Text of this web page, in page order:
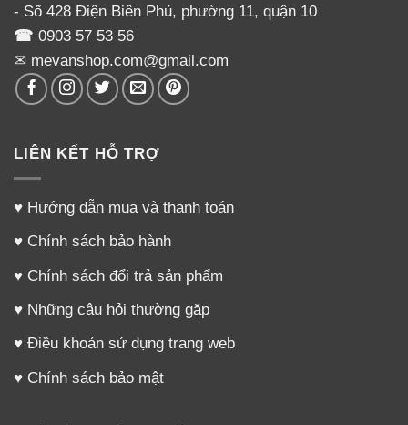
- Số 428 Điện Biên Phủ, phường 11, quận 10
☎ 0903 57 53 56
✉ mevanshop.com@gmail.com
LIÊN KẾT HỖ TRỢ
♥ Hướng dẫn mua và thanh toán
♥ Chính sách bảo hành
♥ Chính sách đổi trả sản phẩm
♥ Những câu hỏi thường gặp
♥ Điều khoản sử dụng trang web
♥ Chính sách bảo mật